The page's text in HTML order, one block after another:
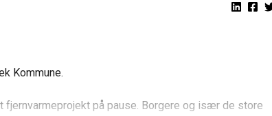
Kommune.
på pause. Borgere og især de store